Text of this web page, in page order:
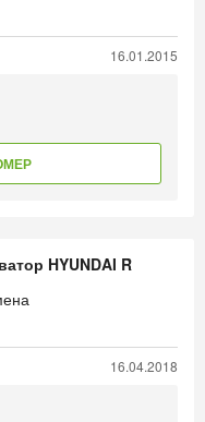
16.01.2015
HYUNDAI R
16.04.2018